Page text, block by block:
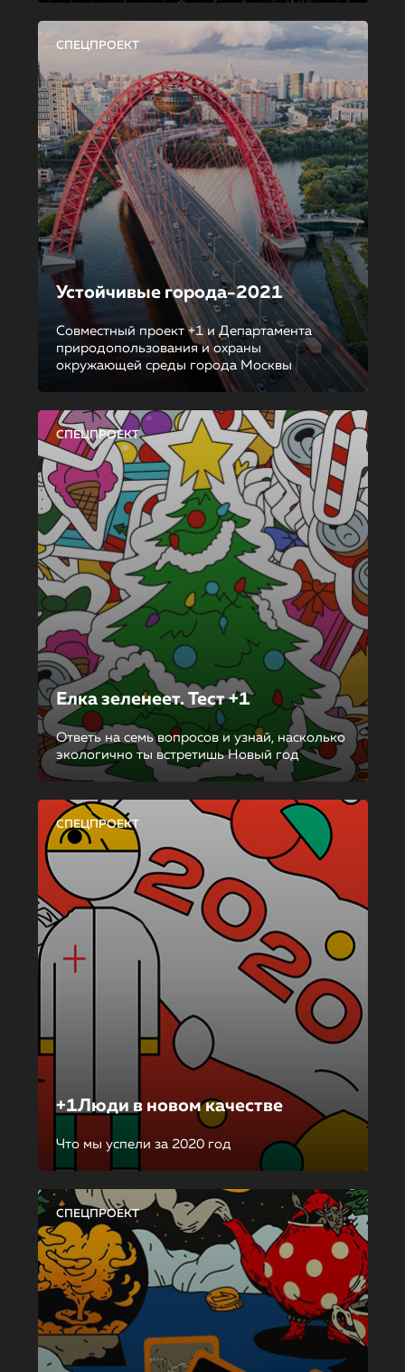
СПЕЦПРОЕКТ
Устойчивые города-2021
Совместный проект +1 и Департамента
природопользования и охраны
окружающей среды города Москвы
СПЕЦПРОЕКТ
Елка зеленеет. Тест +1
Ответь на семь вопросов и узнай, насколько
экологично ты встретишь Новый год
СПЕЦПРОЕКТ
+1Люди в новом качестве
Что мы успели за 2020 год
СПЕЦПРОЕКТ